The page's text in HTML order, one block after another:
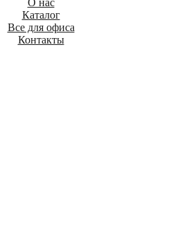
О нас
Каталог
Все для офиса
Контакты